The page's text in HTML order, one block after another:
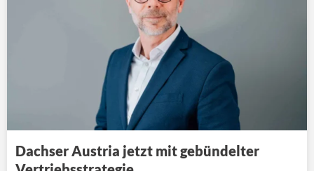
Dachser Austria jetzt mit gebündelter